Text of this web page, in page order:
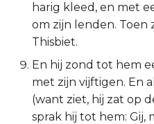
Jakobus
1 Petrus
2 Petrus
1 Johannes
harig kleed, en met
om zijn lenden. Toen
Thisbiet.
En hij zond tot hem
met zijn vijftigen. En
(want ziet, hij zat op
sprak hij tot hem: Gij,